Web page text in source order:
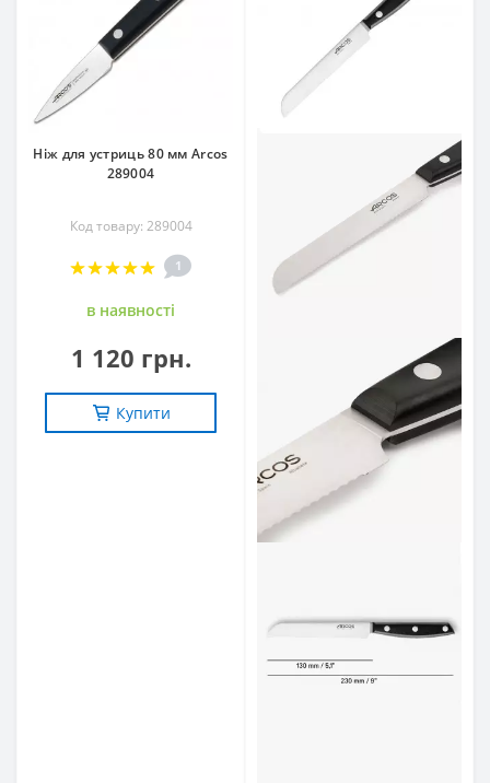
Ніж для устриць 80 мм Arcos
289004
Код товару: 289004
1
в наявностi
1 120 грн.
Купити